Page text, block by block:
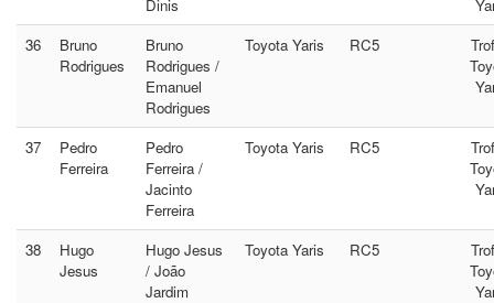
Dinis
36
Bruno
Rodrigues
Bruno
Rodrigues /
Emanuel
Rodrigues
Toyota Yaris RC5
37
Pedro
Ferreira
Pedro
Ferreira /
Jacinto
Ferreira
Toyota Yaris RC5
38
Hugo
Jesus
Hugo Jesus
/ João
Jardim
Toyota Yaris RC5